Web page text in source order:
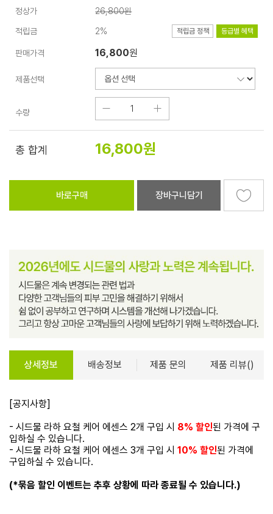
정상가 26,800원
적립금 2% 적립금 정책 등급별 혜택
판매가격 16,800원
제품선택
수량
총 합계 16,800원
바로구매 장바구니담기
상세정보 배송정보 제품 문의 제품 리뷰()
[공지사항]
- 시드물 라하 요철 케어 에센스 2개 구입 시 8% 할인된 가격에 구
입하실 수 있습니다.
- 시드물 라하 요철 케어 에센스 3개 구입 시 10% 할인된 가격에
구입하실 수 있습니다.
(*묶음 할인 이벤트는 추후 상황에 따라 종료될 수 있습니다.)